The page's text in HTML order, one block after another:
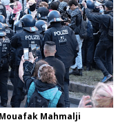
Mahmalji